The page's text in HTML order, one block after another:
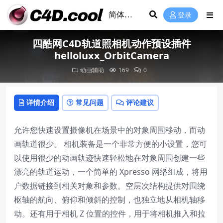
登录
四酷网C4D轨道照相机动作预设插件
helloluxx_OrbitCamera
动画辅助 169 0
详情介绍 常见问题 评论建议
允许您快速设置摄像机在场景中的对象周围移动，而动
画轨道很少。 相机装备是一个非常方便的小设置，您可
以使用很少的动画轨迹快速轻松地在对象周围创建一些
漂亮的轨道运动，一个简单的 Xpresso 网络组成，将用
户数据链接到相关对象和参数。空层次结构提供对围绕
枢轴的航向、俯仰和倾斜的控制，也独立地从相机轴移
动。还有用于相机 Z 位置的控件，用于将相机推入和拉